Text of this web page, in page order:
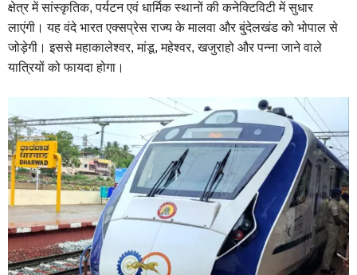
क्षेत्र में सांस्कृतिक, पर्यटन एवं धार्मिक स्थानों की कनेक्टिविटी में सुधार
लाएंगी। यह वंदे भारत एक्सप्रेस राज्य के मालवा और बु्ंदेलखंड को भोपाल से
जोड़ेगी। इससे महाकालेश्वर, मांडू, महेश्वर, खजुराहो और पन्ना जाने वाले
यात्रियों को फायदा होगा।